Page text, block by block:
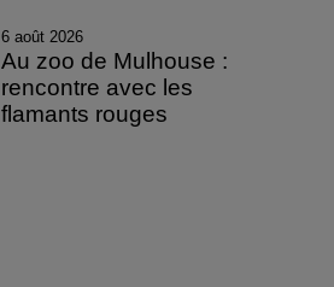
6 août 2026
Au zoo de Mulhouse :
rencontre avec les
flamants rouges